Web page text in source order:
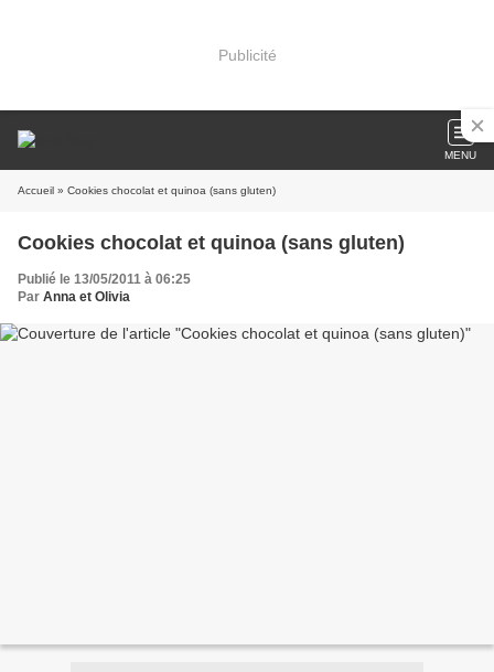
Publicité
MENU
Accueil » Cookies chocolat et quinoa (sans gluten)
Cookies chocolat et quinoa (sans gluten)
Publié le 13/05/2011 à 06:25
Par Anna et Olivia